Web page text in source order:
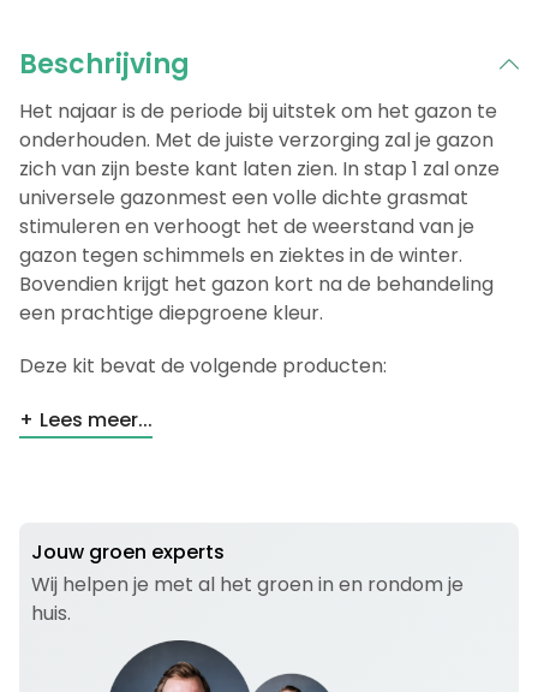
Beschrijving
Het najaar is de periode bij uitstek om het gazon te
onderhouden. Met de juiste verzorging zal je gazon
zich van zijn beste kant laten zien. In stap 1 zal onze
universele gazonmest een volle dichte grasmat
stimuleren en verhoogt het de weerstand van je
gazon tegen schimmels en ziektes in de winter.
Bovendien krijgt het gazon kort na de behandeling
een prachtige diepgroene kleur.
Deze kit bevat de volgende producten:
Lees meer...
Jouw groen experts
Wij helpen je met al het groen in en rondom je
huis.